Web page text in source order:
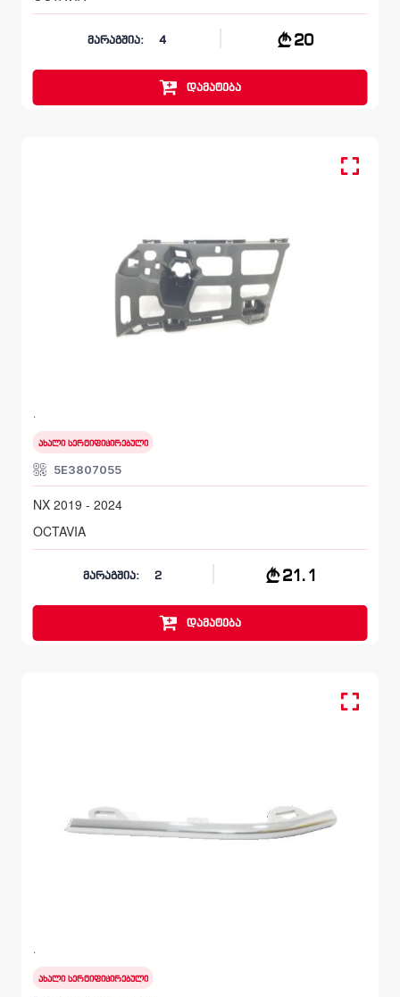
მარაგშია: 4 20
დამატება
NX 2019 - 2024
ახალი სერტიფიცირებული
5E3807055
NX 2019 - 2024
OCTAVIA
მარაგშია: 2 21.1
დამატება
B8 2015 - 2019
ახალი სერტიფიცირებული